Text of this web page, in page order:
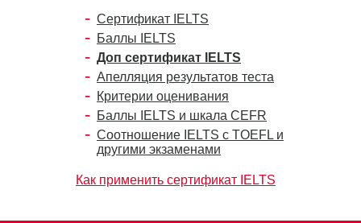
Сертификат IELTS
Баллы IELTS
Доп сертификат IELTS
Апелляция результатов теста
Критерии оценивания
Баллы IELTS и шкала CEFR
Соотношение IELTS с TOEFL и
другими экзаменами
Как применить сертификат IELTS